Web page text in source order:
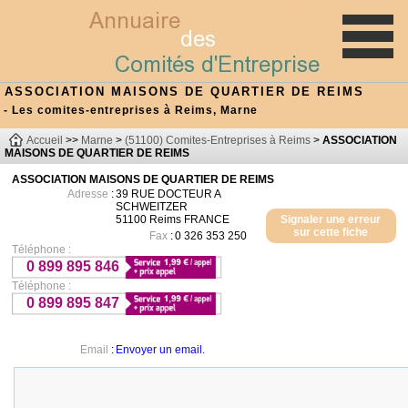
ASSOCIATION MAISONS DE QUARTIER DE REIMS
- Les comites-entreprises à Reims, Marne
Accueil >> Marne > (51100) Comites-Entreprises à Reims > ASSOCIATION
MAISONS DE QUARTIER DE REIMS
ASSOCIATION MAISONS DE QUARTIER DE REIMS
Signaler une erreur
sur cette fiche
Adresse :39 RUE DOCTEUR A
SCHWEITZER
51100 Reims FRANCE
Téléphone :
0 899 895 846
Téléphone :
0 899 895 847
Fax :0 326 353 250
Email : Envoyer un email.